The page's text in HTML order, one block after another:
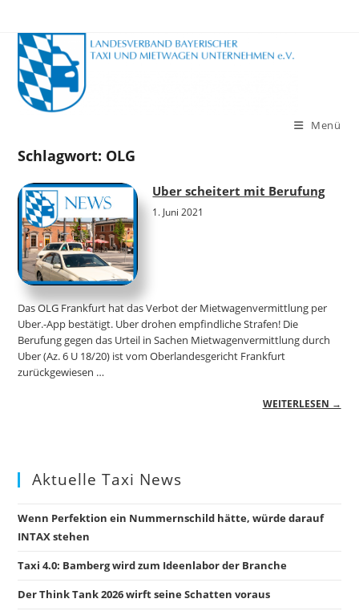
Inhalt
springen
Menü
Schlagwort: OLG
Uber scheitert mit Berufung
1. Juni 2021
Das OLG Frankfurt hat das Verbot der Mietwagenvermittlung per
Uber.-App bestätigt. Uber drohen empfindliche Strafen! Die
Berufung gegen das Urteil in Sachen Mietwagenvermittlung durch
Uber (Az. 6 U 18/20) ist vom Oberlandesgericht Frankfurt
zurückgewiesen …
WEITERLESEN →
Aktuelle Taxi News
Wenn Perfektion ein Nummernschild hätte, würde darauf
INTAX stehen
Taxi 4.0: Bamberg wird zum Ideenlabor der Branche
Der Think Tank 2026 wirft seine Schatten voraus